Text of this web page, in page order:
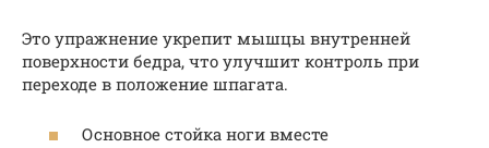
Это упражнение укрепит мышцы внутренней
поверхности бедра, что улучшит контроль при
переходе в положение шпагата.
Основное стойка ноги вместе